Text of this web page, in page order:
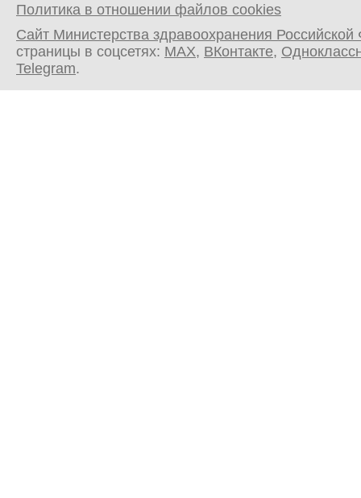
Политика в отношении файлов cookies
Сайт Министерства здравоохранения
страницы в соцсетях: MAX, ВКонтакте,
Telegram.